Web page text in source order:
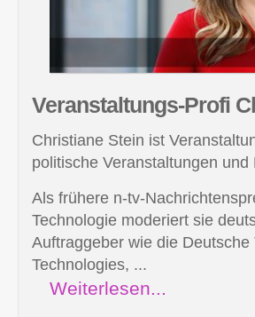
Veranstaltungs-Profi
Christiane Stein ist
politische Veranstaltungen und
Als frühere n-tv-
Technologie moderiert sie
Auftraggeber wie die
Technologies, ...
Weiterlesen...